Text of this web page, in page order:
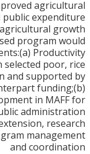
for improved
and public
term agricultural
program
in selected
and
counterpart
in
public
extension,
Program
and